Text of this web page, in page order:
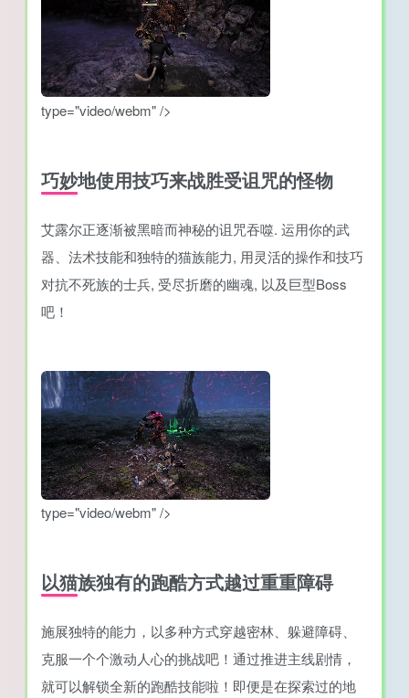
type="video/webm" />
巧妙地使用技巧来战胜受诅咒的怪物
艾露尔正逐渐被黑暗而神秘的诅咒吞噬. 运用你的武
器、法术技能和独特的猫族能力, 用灵活的操作和技巧
对抗不死族的士兵, 受尽折磨的幽魂, 以及巨型Boss
吧！
type="video/webm" />
以猫族独有的跑酷方式越过重重障碍
施展独特的能力，以多种方式穿越密林、躲避障碍、
克服一个个激动人心的挑战吧！通过推进主线剧情，
就可以解锁全新的跑酷技能啦！即便是在探索过的地